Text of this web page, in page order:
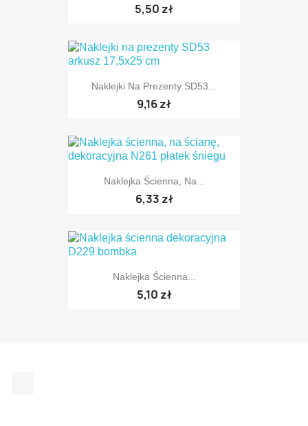
5,50 zł
Naklejki Na Prezenty SD53...
9,16 zł
TYLKO ONLINE
Naklejka Ścienna, Na...
6,33 zł
TYLKO ONLINE
Naklejka Ścienna...
5,10 zł